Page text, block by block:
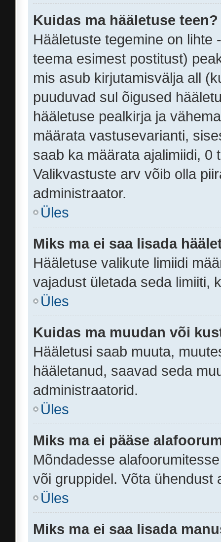
Kuidas ma hääletuse teen?
Hääletuste tegemine on lihte
teema esimest postitust)
mis asub kirjutamisvälja all
puuduvad sul õigused
hääletuse pealkirja ja
määrata vastusevarianti,
saab ka määrata ajalimiidi, 0
Valikvastuste arv võib olla
administraator.
Üles
Miks ma ei saa lisada
Hääletuse valikute limiidi
vajadust ületada seda limiiti,
Üles
Kuidas ma muudan või
Hääletusi saab muuta,
hääletanud, saavad seda
administraatorid.
Üles
Miks ma ei pääse
Mõndadesse
või gruppidel. Võta ühendust
Üles
Miks ma ei saa lisada